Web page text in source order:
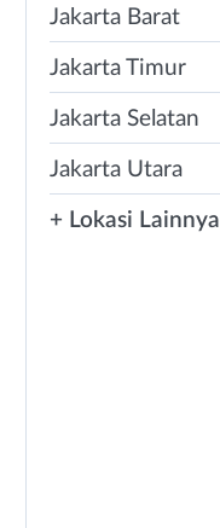
Jakarta Barat
Jakarta Timur
Jakarta Selatan
Jakarta Utara
+ Lokasi Lainnya